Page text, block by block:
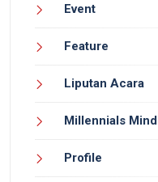
Event
Feature
Liputan Acara
Millennials Mind
Profile